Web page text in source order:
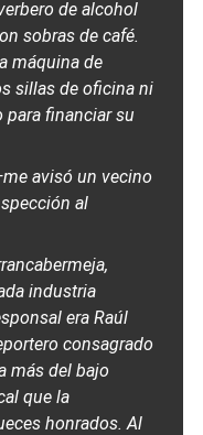
de alcohol
sobras de café.
máquina de
sillas de oficina ni
para financiar su
avisó un vecino
al
industria
era Raúl
consagrado
más del bajo
que la
honrados. Al